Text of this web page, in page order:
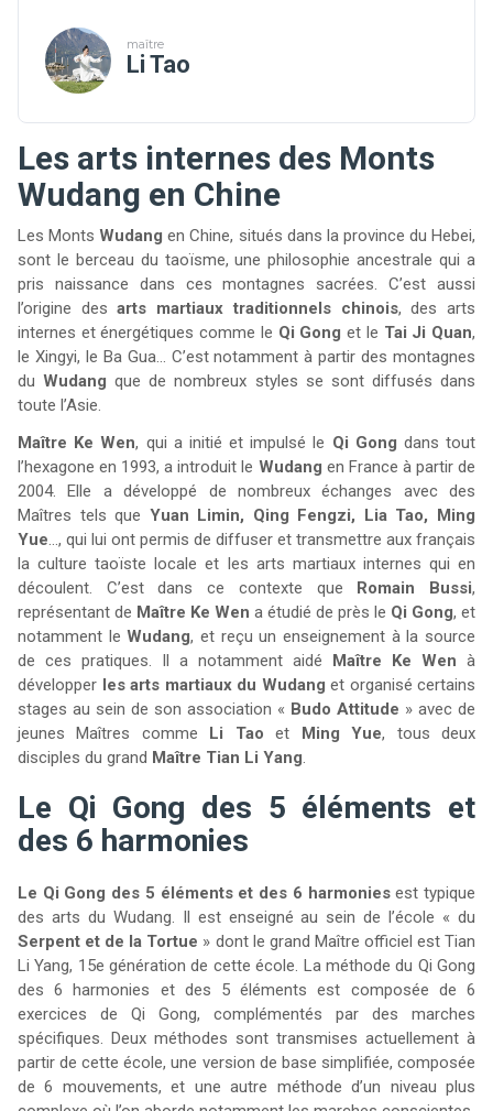
maître
Li Tao
Les arts internes des Monts
Wudang en Chine
Les MontsWudang en Chine, situés dans la province du Hebei,
sont le berceau du taoïsme, une philosophie ancestrale qui a
pris naissance dans ces montagnes sacrées. C’est aussi
l’origine desarts martiaux traditionnels chinois, des arts
internes et énergétiques comme le Qi Gong et le Tai Ji Quan,
le Xingyi, le Ba Gua… C’est notamment à partir des montagnes
duWudang que de nombreux styles se sont diffusés dans
toute l’Asie.
Maître Ke Wen, qui a initié et impulsé le Qi Gong dans tout
l’hexagone en 1993, a introduit le Wudang en France à partir de
2004. Elle a développé de nombreux échanges avec des
Maîtres tels que Yuan Limin, Qing Fengzi, Lia Tao, Ming
Yue …, qui lui ont permis de diffuser et transmettre aux français
la culture taoïste locale et les arts martiaux internes qui en
découlent. C’est dans ce contexte que Romain Bussi,
représentant de Maître Ke Wen a étudié de près le Qi Gong, et
notamment leWudang, et reçu un enseignement à la source
de ces pratiques. Il a notamment aidé Maître Ke Wen à
développer les arts martiaux du Wudang et organisé certains
stages au sein de son association « Budo Attitude » avec de
jeunes Maîtres comme Li Tao et Ming Yue, tous deux
disciples du grand Maître Tian Li Yang
Le Qi Gong des 5 éléments et
des 6 harmonies
Le Qi Gong des 5 éléments et des 6 harmoniesest typique
des arts du Wudang. Il est enseigné au sein de l’école « du
Serpent et de la Tortue » dont le grand Maître officiel est Tian
Li Yang, 15e génération de cette école. La méthode du Qi Gong
des 6 harmonies et des 5 éléments est composée de 6
exercices de Qi Gong, complémentés par des marches
spécifiques. Deux méthodes sont transmises actuellement à
partir de cette école, une version de base simplifiée, composée
de 6 mouvements, et une autre méthode d’un niveau plus